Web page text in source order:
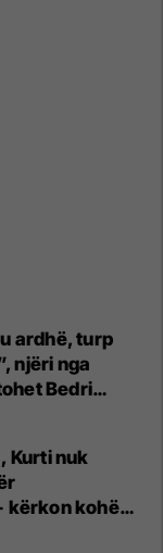
ardhë, turp
njëri nga
Bedri
Kurti nuk
kërkon kohë
politike